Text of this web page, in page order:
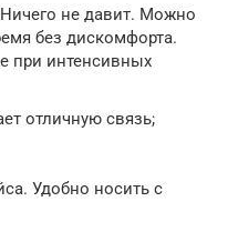
не давит. Можно
без дискомфорта.
при интенсивных
отличную связь;
Удобно носить с